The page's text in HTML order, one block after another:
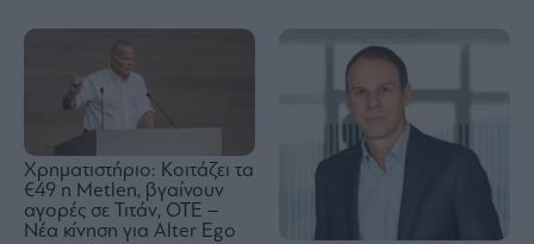
Χρηματιστήριο: Κοιτάζει τα
€49 η Metlen, βγαίνουν
αγορές σε Τιτάν, ΟΤΕ –
Νέα κίνηση για Alter Ego